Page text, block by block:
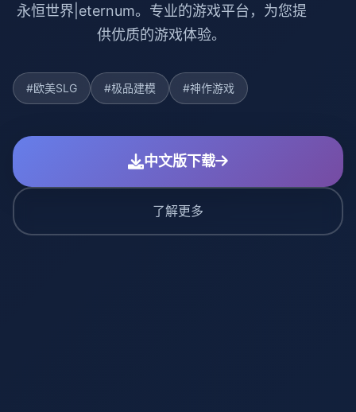
永恒世界|eternum。专业的游戏平台，为您提
供优质的游戏体验。
#欧美SLG #极品建模 #神作游戏
中文版下载
了解更多